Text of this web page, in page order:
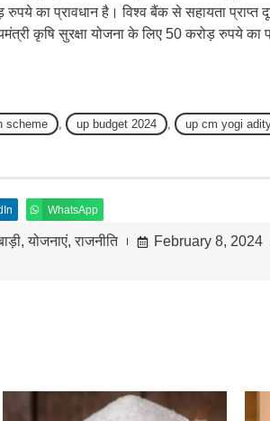
का प्रावधान है। विश्व बैंक से सहायता प्राप्त
कृषि सुरक्षा योजना के लिए 50 करोड़ रुपये का
scheme , up budget 2024 , up cm yogi
WhatsApp
,योजनाएं,राजनीति February 8, 2024